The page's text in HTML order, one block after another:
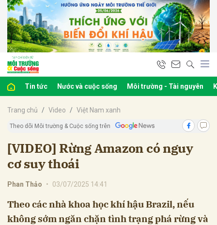
Tin tức Nước và cuộc sống Môi trường - Tài nguyên
Trang chủ Video Việt Nam xanh
Theo dõi Môi trường & Cuộc sống trên
[VIDEO] Rừng Amazon có nguy
cơ suy thoái
Phan Thảo • 03/07/2025 14:41
Theo các nhà khoa học khí hậu Brazil, nếu
không sớm ngăn chặn tình trạng phá rừng và
luận